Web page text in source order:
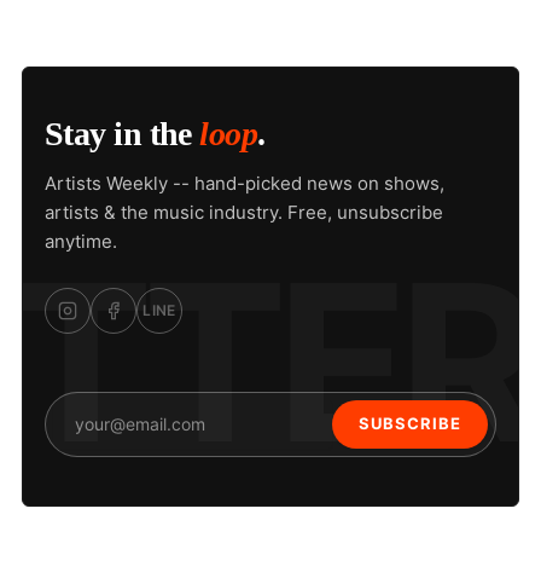
Stay in theloop.
Artists Weekly -- hand-picked news on shows,
artists & the music industry. Free, unsubscribe
anytime.
LINE
SUBSCRIBE